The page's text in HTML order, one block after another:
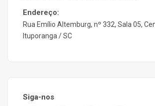
Endereço:
Rua Emílio Altemburg, nº 332, Sala 05,
Ituporanga / SC
Siga-nos